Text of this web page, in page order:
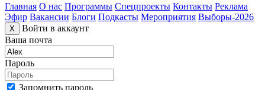
Главная О нас Программы Спецпроекты Контакты Реклама
Эфир Вакансии Блоги Подкасты Мероприятия Выборы-2026
X
Войти в аккаунт
Ваша почта
Пароль
Запомнить пароль